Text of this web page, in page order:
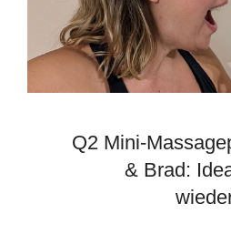
Q2 Mini-
& Brad: